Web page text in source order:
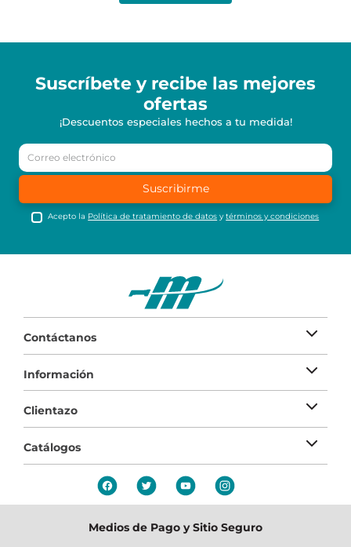
Suscríbete y recibe las mejores
ofertas
¡Descuentos especiales hechos a tu medida!
Suscribirme
Acepto la Política de tratamiento de datos ytérminos y condiciones
Contáctanos
Información
Clientazo
Catálogos
Medios de Pago y Sitio Seguro